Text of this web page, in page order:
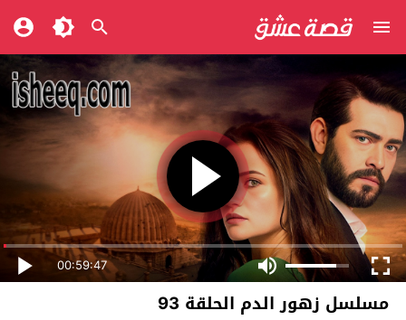
00:59:47
مسلسل زهور الدم الحلقة 93